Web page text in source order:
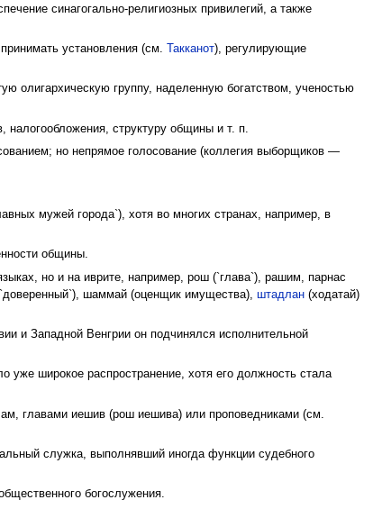
синагогально-религиозных привилегий, а также
установления (см. Такканот), регулирующие
олигархическую группу, наделенную богатством, ученостью
структуру общины и т. п.
но непрямое голосование (коллегия выборщиков —
мужей города`), хотя во многих странах, например, в
общины.
но и на иврите, например, рош (`глава`), рашим, парнас
шаммай (оценщик имущества),штадлан (ходатай)
и Западной Венгрии он подчинялся исполнительной
уже широкое распространение, хотя его должность стала
главами иешив (рош иешива) или проповедниками (см.
служка, выполнявший иногда функции судебного
богослужения.